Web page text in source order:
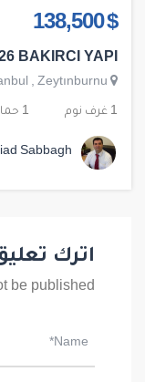
$ 138,500
BAKIRCI YAPI
, Zeytınburnu
1 غرف نوم 1 حمامات
Sabbagh
اترك
be published.